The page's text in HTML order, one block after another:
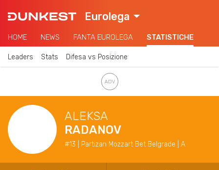
Eurolega
HOME NEWS FANTA EUROLEGA STATISTICHE
Leaders Stats Difesa vs Posizione
ALEKSA
RADANOV
#13 | Partizan Mozzart Bet Belgrade | A